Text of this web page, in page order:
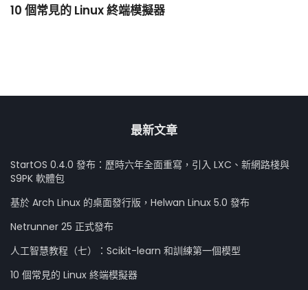
10 個常見的 Linux 終端模擬器
最新文章
StartOS 0.4.0 發布：歷時六年全面重寫，引入 LXC、新網路棧與
S9PK 軟體包
基於 Arch Linux 的桌面發行版，Helwan Linux 5.0 發布
Netrunner 25 正式發布
人工智慧教程（七）：Scikit-learn 和訓練第一個模型
10 個常見的 Linux 終端模擬器